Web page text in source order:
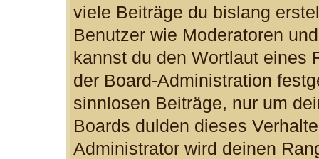
viele Beiträge du bislang
Benutzer wie Moderatoren
kannst du den Wortlaut eines
der Board-Administration
sinnlosen Beiträge, nur um
Boards dulden dieses
Administrator wird deinen